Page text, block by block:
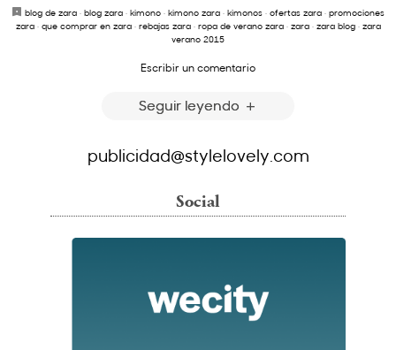
blog de zara · blog zara · kimono · kimono zara · kimonos · ofertas zara · promociones
zara· que comprar en zara· rebajas zara· ropa de verano zara· zara· zara blog· zara
verano 2015
Escribir un comentario
Seguir leyendo
publicidad@stylelovely.com
Social